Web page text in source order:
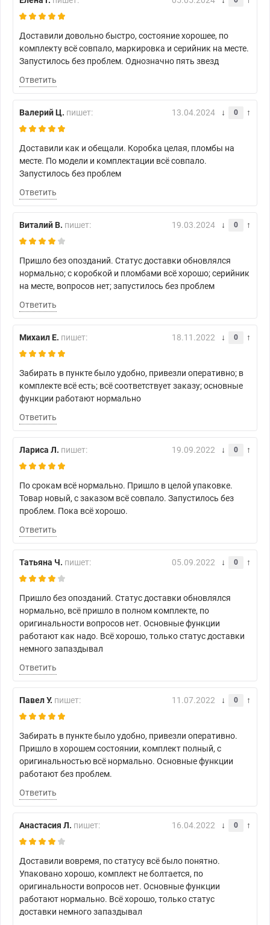
Доставили довольно быстро, состояние хорошее, по
комплекту всё совпало, маркировка и серийник на месте.
Запустилось без проблем. Однозначно пять звезд
Ответить
Валерий Ц. пишет: 13.04.2024 0
Доставили как и обещали. Коробка целая, пломбы на
месте. По модели и комплектации всё совпало.
Запустилось без проблем
Ответить
Виталий В. пишет: 19.03.2024 0
Пришло без опозданий. Статус доставки обновлялся
нормально; с коробкой и пломбами всё хорошо; серийник
на месте, вопросов нет; запустилось без проблем
Ответить
Михаил Е. пишет: 18.11.2022 0
Забирать в пункте было удобно, привезли оперативно; в
комплекте всё есть; всё соответствует заказу; основные
функции работают нормально
Ответить
Лариса Л. пишет: 19.09.2022 0
По срокам всё нормально. Пришло в целой упаковке.
Товар новый, с заказом всё совпало. Запустилось без
проблем. Пока всё хорошо.
Ответить
Татьяна Ч. пишет: 05.09.2022 0
Пришло без опозданий. Статус доставки обновлялся
нормально, всё пришло в полном комплекте, по
оригинальности вопросов нет. Основные функции
работают как надо. Всё хорошо, только статус доставки
немного запаздывал
Ответить
Павел У. пишет: 11.07.2022 0
Забирать в пункте было удобно, привезли оперативно.
Пришло в хорошем состоянии, комплект полный, с
оригинальностью всё нормально. Основные функции
работают без проблем.
Ответить
Анастасия Л. пишет: 16.04.2022 0
Доставили вовремя, по статусу всё было понятно.
Упаковано хорошо, комплект не болтается, по
оригинальности вопросов нет. Основные функции
работают нормально. Всё хорошо, только статус
доставки немного запаздывал